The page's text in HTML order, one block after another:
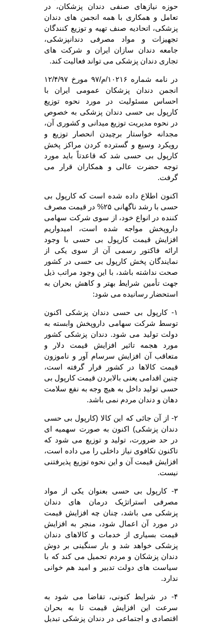
حوزه نیازهای صنفی دندان پزشکان، در
تعامل و همکاری با همه انجمن های دندان
پزشکی، اتحادیه صنف تهیه و توزیع کنندگان
تجهیزات و مواد مصرفی دندانپزشکی،
جامعه دندان سازان ایران و شرکت های
تجاری دندان پزشکی می تواند فعالیت کند.
در نامه شماره ۱۰۲۱۶/م/۹۷ مورخ ۱۲/۴/۹۷
انجمن دندان پزشکان عمومی ایران با
احساس مسئولیت در مورد نحوه توزیع
کارپول بی حسی دندان پزشکی به خصوص
در نحوه مدیریت توزیع میدانی و کشوری آن،
مجدانه خواستار برچیدن انحصار توزیع و
رویکرد وسیع و گسترده کردن مراکز پخش
کارپول بی حسی شد که قاعدتاً باید مورد
توجه حضرت عالی و همکاران قرار می
گرفت.
اکنون اطلاع داده شده است که کارپول بی
حسی با رشد ناگهانی ۲۵% در قیمت مصرف
کننده در انواع خود، از سوی شرکت سهامی
داروپخش مواجه شده است، امیدواریم
افزایش قیمت کارپول بی حسی با وجود
ارائه فاکتور رسمی آن از سوی یکی از
نمایندگان پخش کارپول بی حسی در کشور
صحت نداشته باشد، با این وجود مراتب ذیل
جهت تأمین شرایط بهتر و کاهش بحران به
استحضار رسانیده می شود:
۱- کارپول بی حسی دندان پزشکی اکنون
توسط شرکت سهامی داروپخش وابسته به
دولت تولید می شود. دندان پزشکی کشور
مورد هجمه تاثیر افزایش قیمت دلار و
متعاقب آن افزایش سرسام آور و ناموزون
قیمت کالاها در کشور قرار گرفته است،
چنین اقدامی یعنی بالابردن قیمت کارپول بی
حسی تولید داخل به هیچ وجه به نفع سلامت
دهان و دندان مردم نمی باشد.
۲- از آن جائی که این کالا (کارپول بی حسی
دندان پزشکی) اکنون به صورت سهمیه ای
در حد ضرورت، تولید و توزیع می شود که
تاکنون تکافوی نیاز داخلی را می داده است،
افزایش قیمت آن و این نحوه توزیع پذیرفتنی
نیست.
۳- کارپول بی حسی بعنوان یکی از مواد
مصرفی استراتژیک درمان های دندان
پزشکی می باشد، چنان چه افزایش قیمت
در مورد آن اعمال شود، منجر به افزایش
قیمت بسیاری از خدمات و کالاهای دندان
پزشکی خواهد شد و بار سنگینی بر دوش
دندان پزشکان و مردم تحمیل می کند که با
سیاست های دولت تدبیر و امید هم خوانی
ندارد.
۴- در شرایط کنونی، تقاضا می شود به
سرعت این افزایش قیمت تا به بحران
اقتصادی و اجتماعی در دندان پزشکی تبدیل